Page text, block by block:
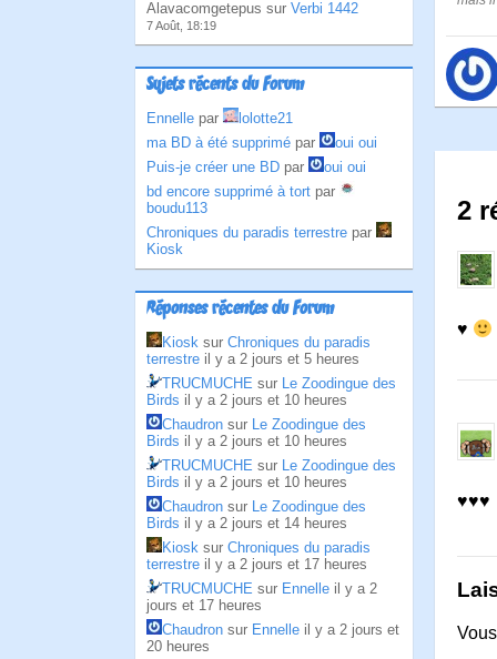
Alavacomgetepus sur Verbi 1442
7 Août, 18:19
Sujets récents du Forum
Ennelle par
lolotte21
ma BD à été supprimé par
oui oui
Puis-je créer une BD par
oui oui
bd encore supprimé à tort par
boudu113
Chroniques du paradis terrestre par
Kiosk
Réponses récentes du Forum
Kiosk sur Chroniques du paradis
terrestre il y a 2 jours et 5 heures
TRUCMUCHE sur Le Zoodingue des
Birds il y a 2 jours et 10 heures
Chaudron sur Le Zoodingue des
Birds il y a 2 jours et 10 heures
TRUCMUCHE sur Le Zoodingue des
Birds il y a 2 jours et 10 heures
Chaudron sur Le Zoodingue des
Birds il y a 2 jours et 14 heures
Kiosk sur Chroniques du paradis
terrestre il y a 2 jours et 17 heures
TRUCMUCHE sur Ennelle il y a 2
jours et 17 heures
Chaudron sur Ennelle il y a 2 jours et
20 heures
2
♥
♥♥♥